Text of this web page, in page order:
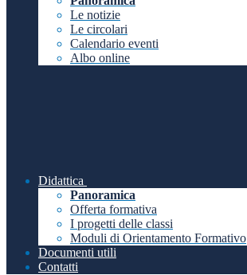
Le notizie
Le circolari
Calendario eventi
Albo online
Didattica
Panoramica
Offerta formativa
I progetti delle classi
Moduli di Orientamento Formativo
Documenti utili
Contatti